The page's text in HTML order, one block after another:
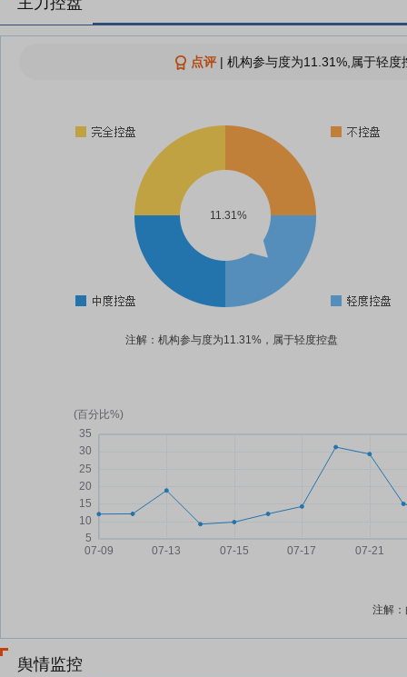
点评| 机构参与度为11.31%,属于轻
11.31%
注解：机构参与度为11.31%，属于轻度控盘
注解
舆情监控